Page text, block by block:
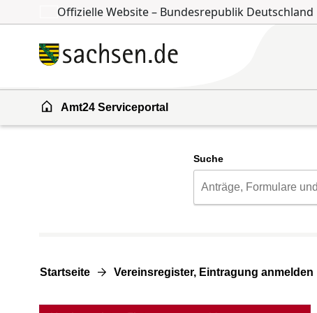
Zum Inhalt springen
Zur Suche springen
Offizielle Website – Bundesrepublik Deutschland
Amt24 Serviceportal
Suche
Startseite Vereinsregister, Eintragung anmelden